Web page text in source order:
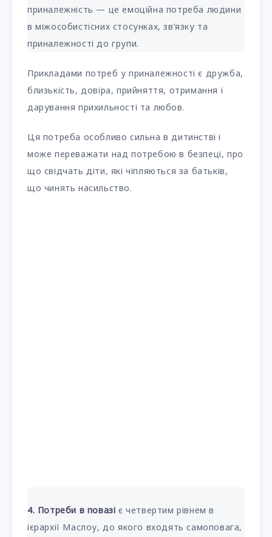
приналежність — це емоційна потреба людини
в міжособистісних стосунках, зв’язку та
приналежності до групи.
Прикладами потреб у приналежності є дружба,
близькість, довіра, прийняття, отримання і
дарування прихильності та любов.
Ця потреба особливо сильна в дитинстві і
може переважати над потребою в безпеці, про
що свідчать діти, які чіпляються за батьків,
що чинять насильство.
4. Потреби в повазі є четвертим рівнем в
ієрархії Маслоу, до якого входять самоповага,